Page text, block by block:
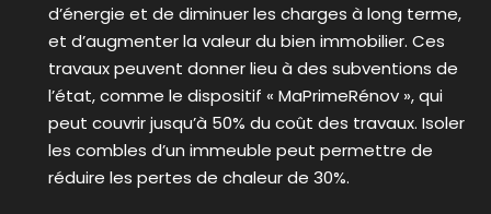
d’énergie et de diminuer les charges à long terme,
et d’augmenter la valeur du bien immobilier. Ces
travaux peuvent donner lieu à des subventions de
l’état, comme le dispositif « MaPrimeRénov », qui
peut couvrir jusqu’à 50% du coût des travaux. Isoler
les combles d’un immeuble peut permettre de
réduire les pertes de chaleur de 30%.